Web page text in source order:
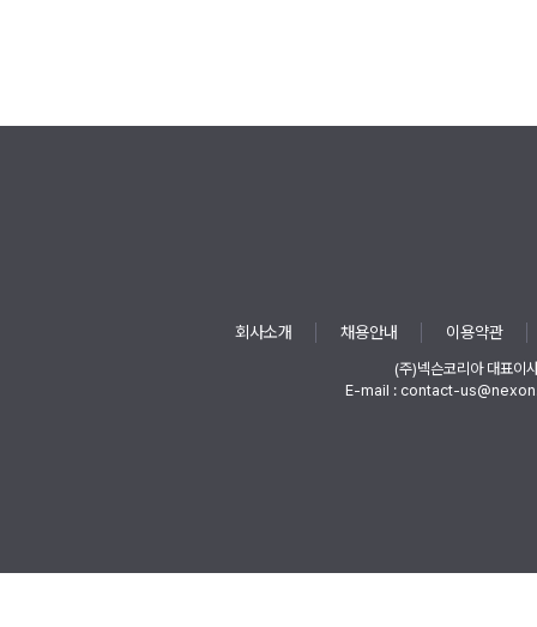
회사소개 채용안내 이용약관
(주)넥슨코리아 대표이
E-mail : contact-